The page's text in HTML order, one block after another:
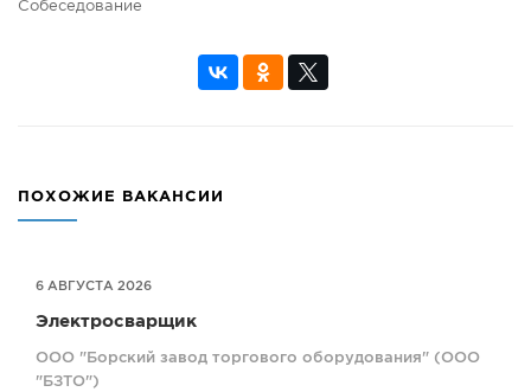
Собеседование
ПОХОЖИЕ ВАКАНСИИ
6 АВГУСТА 2026
Электросварщик
ООО "Борский завод торгового оборудования" (ООО
"БЗТО")